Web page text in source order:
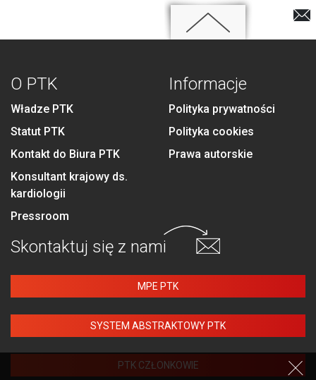
O PTK
Władze PTK
Statut PTK
Kontakt do Biura PTK
Konsultant krajowy ds.
kardiologii
Pressroom
Informacje
Polityka prywatności
Polityka cookies
Prawa autorskie
Skontaktuj się z nami
MPE PTK
SYSTEM ABSTRAKTOWY PTK
PTK CZŁONKOWIE